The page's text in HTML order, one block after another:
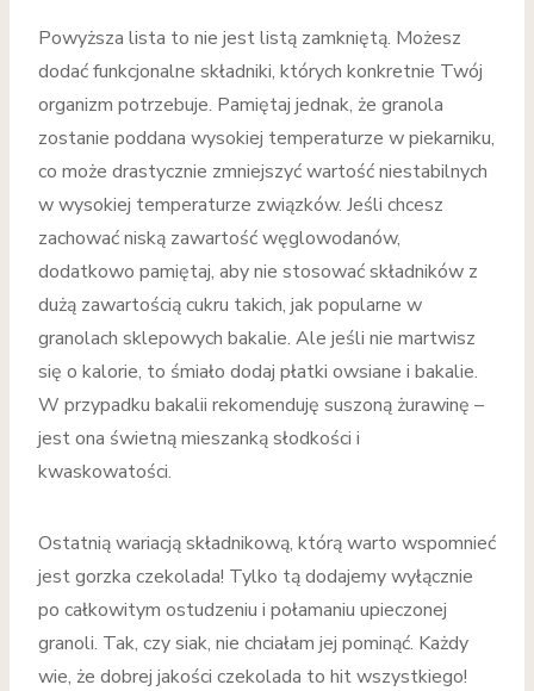
Powyższa lista to nie jest listą zamkniętą. Możesz
dodać funkcjonalne składniki, których konkretnie Twój
organizm potrzebuje. Pamiętaj jednak, że granola
zostanie poddana wysokiej temperaturze w piekarniku,
co może drastycznie zmniejszyć wartość niestabilnych
w wysokiej temperaturze związków. Jeśli chcesz
zachować niską zawartość węglowodanów,
dodatkowo pamiętaj, aby nie stosować składników z
dużą zawartością cukru takich, jak popularne w
granolach sklepowych bakalie. Ale jeśli nie martwisz
się o kalorie, to śmiało dodaj płatki owsiane i bakalie.
W przypadku bakalii rekomenduję suszoną żurawinę –
jest ona świetną mieszanką słodkości i
kwaskowatości.
Ostatnią wariacją składnikową, którą warto wspomnieć
jest gorzka czekolada! Tylko tą dodajemy wyłącznie
po całkowitym ostudzeniu i połamaniu upieczonej
granoli. Tak, czy siak, nie chciałam jej pominąć. Każdy
wie, że dobrej jakości czekolada to hit wszystkiego!